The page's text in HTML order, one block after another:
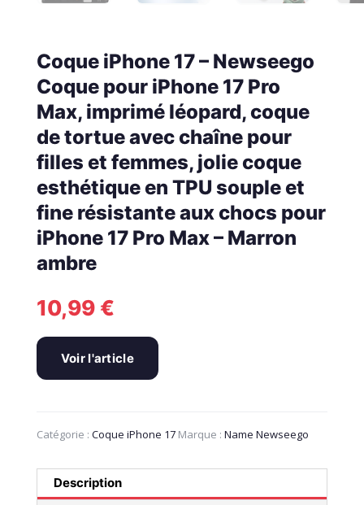
Coque iPhone 17 – Newseego
Coque pour iPhone 17 Pro
Max, imprimé léopard, coque
de tortue avec chaîne pour
filles et femmes, jolie coque
esthétique en TPU souple et
fine résistante aux chocs pour
iPhone 17 Pro Max – Marron
ambre
10,99 €
Voir l'article
Catégorie : Coque iPhone 17 Marque : Name Newseego
Description